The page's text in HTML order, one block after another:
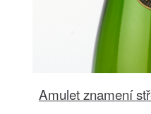
Amulet znamení